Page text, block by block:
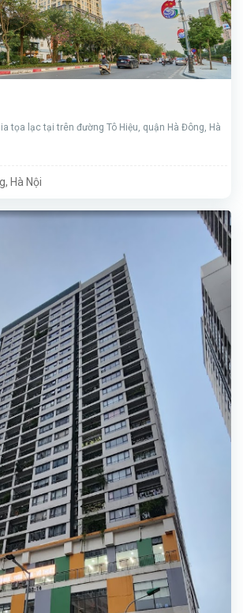
tọa lạc tại trên đường Tô Hiệu, quận Hà Đông, Hà
Hà Nội